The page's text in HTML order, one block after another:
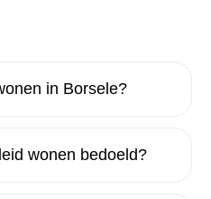
in Borsele?
wonen bedoeld?